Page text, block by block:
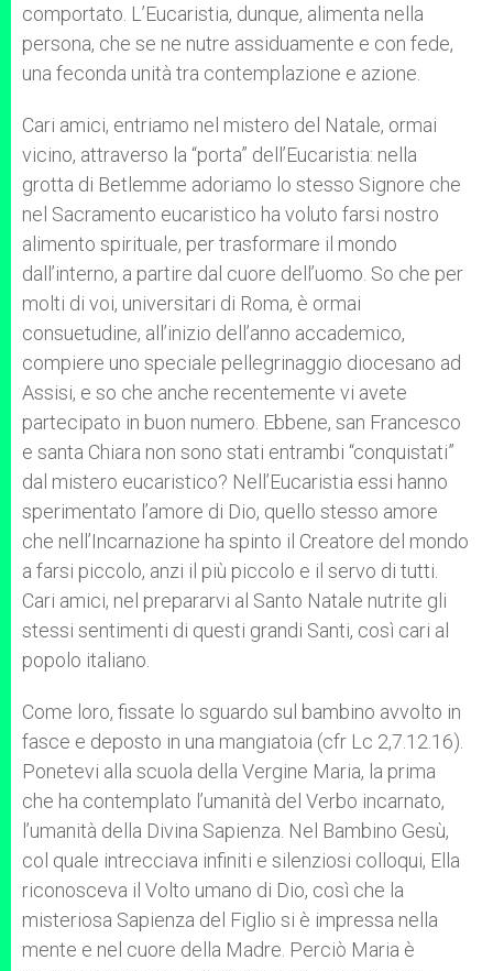
comportato. L’Eucaristia, dunque, alimenta nella
persona, che se ne nutre assiduamente e con fede,
una feconda unità tra contemplazione e azione.
Cari amici, entriamo nel mistero del Natale, ormai
vicino, attraverso la “porta” dell’Eucaristia: nella
grotta di Betlemme adoriamo lo stesso Signore che
nel Sacramento eucaristico ha voluto farsi nostro
alimento spirituale, per trasformare il mondo
dall’interno, a partire dal cuore dell’uomo. So che per
molti di voi, universitari di Roma, è ormai
consuetudine, all’inizio dell’anno accademico,
compiere uno speciale pellegrinaggio diocesano ad
Assisi, e so che anche recentemente vi avete
partecipato in buon numero. Ebbene, san Francesco
e santa Chiara non sono stati entrambi “conquistati”
dal mistero eucaristico? Nell’Eucaristia essi hanno
sperimentato l’amore di Dio, quello stesso amore
che nell’Incarnazione ha spinto il Creatore del mondo
a farsi piccolo, anzi il più piccolo e il servo di tutti.
Cari amici, nel prepararvi al Santo Natale nutrite gli
stessi sentimenti di questi grandi Santi, così cari al
popolo italiano.
Come loro, fissate lo sguardo sul bambino avvolto in
fasce e deposto in una mangiatoia (cfr Lc 2,7.12.16).
Ponetevi alla scuola della Vergine Maria, la prima
che ha contemplato l’umanità del Verbo incarnato,
l’umanità della Divina Sapienza. Nel Bambino Gesù,
col quale intrecciava infiniti e silenziosi colloqui, Ella
riconosceva il Volto umano di Dio, così che la
misteriosa Sapienza del Figlio si è impressa nella
mente e nel cuore della Madre. Perciò Maria è